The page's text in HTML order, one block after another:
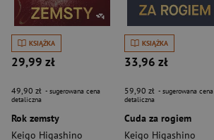
KSIĄŻKA
29,99 zł
49,90 zł - sugerowana cena
detaliczna
Rok zemsty
Keigo Higashino
KSIĄŻKA
33,96 zł
59,90 zł - sugerowana cena
detaliczna
Cuda za rogiem
Keigo Higashino